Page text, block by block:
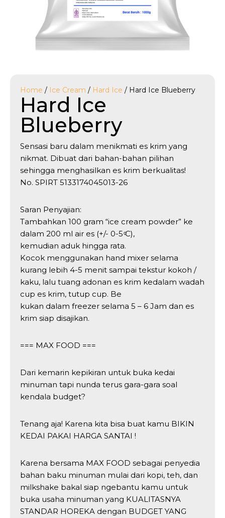
Home / Ice Cream / Hard Ice / Hard Ice Blueberry
Hard Ice
Blueberry
Sensasi baru dalam menikmati es krim yang
nikmat. Dibuat dari bahan-bahan pilihan
sehingga menghasilkan es krim berkualitas!
No. SPIRT 5133174045013-26
Saran Penyajian:
Tambahkan 100 gram “ice cream powder” ke
dalam 200 ml air es (+/- 0-5 ͦC),
kemudian aduk hingga rata.
Kocok menggunakan hand mixer selama
kurang lebih 4-5 menit sampai tekstur kokoh /
kaku, lalu tuang adonan es krim kedalam wadah
cup es krim, tutup cup. Be
kukan dalam freezer selama 5 – 6 Jam dan es
krim siap disajikan.
=== MAX FOOD ===
Dari kemarin kepikiran untuk buka kedai
minuman tapi nunda terus gara-gara soal
kendala budget?
Tenang aja! Karena kita bisa buat kamu BIKIN
KEDAI PAKAI HARGA SANTAI !
Karena bersama MAX FOOD sebagai penyedia
bahan baku minuman mulai dari kopi, teh, dan
milkshake bakal siap ngebantu kamu untuk
buka usaha minuman yang KUALITASNYA
STANDAR HOREKA dengan BUDGET YANG